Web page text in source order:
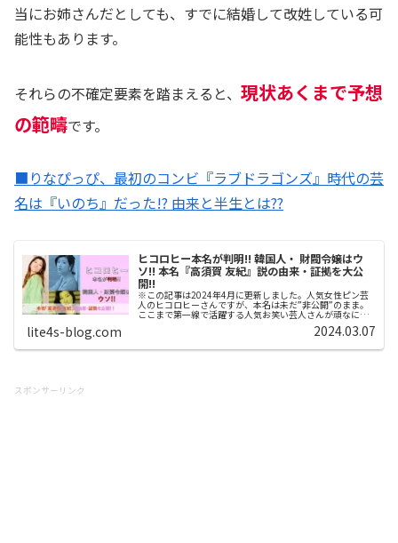
当にお姉さんだとしても、すでに結婚して改姓している可
能性もあります。
それらの不確定要素を踏まえると、 現状あくまで予想
の範疇です。
■りなぴっぴ、最初のコンビ『ラブドラゴンズ』時代の芸
名は『いのち』だった!? 由来と半生とは??
ヒコロヒー本名が判明!! 韓国人・ 財閥令嬢はウ
ソ!! 本名『高須賀 友紀』説の由来・証拠を大公
開!!
※この記事は2024年4月に更新しました。人気女性ピン芸
人のヒコロヒーさんですが、本名は未だ”非公開”のまま。
ここまで第一線で活躍する人気お笑い芸人さんが頑なに本
名や素性を隠し続けることは異例で、非公開であるほど
lite4s-blog.com 2024.03.07
スポンサーリンク